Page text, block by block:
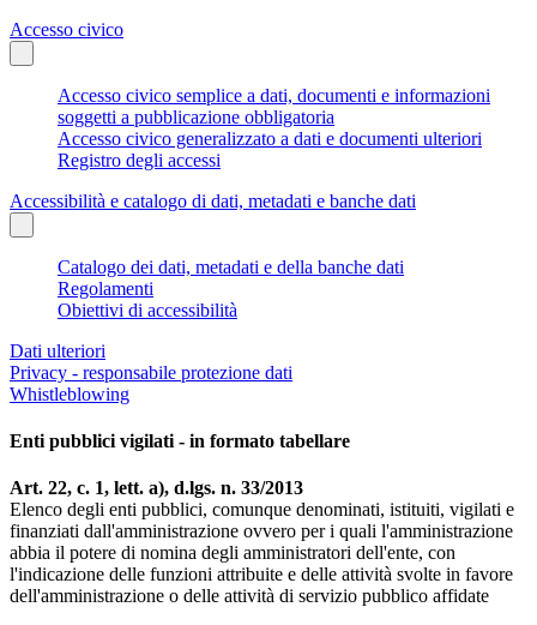
Accesso civico
Accesso civico semplice a dati, documenti e informazioni
soggetti a pubblicazione obbligatoria
Accesso civico generalizzato a dati e documenti ulteriori
Registro degli accessi
Accessibilità e catalogo di dati, metadati e banche dati
Catalogo dei dati, metadati e della banche dati
Regolamenti
Obiettivi di accessibilità
Dati ulteriori
Privacy - responsabile protezione dati
Whistleblowing
Enti pubblici vigilati - in formato tabellare
Art. 22, c. 1, lett. a), d.lgs. n. 33/2013
Elenco degli enti pubblici, comunque denominati, istituiti, vigilati e
finanziati dall'amministrazione ovvero per i quali l'amministrazione
abbia il potere di nomina degli amministratori dell'ente, con
l'indicazione delle funzioni attribuite e delle attività svolte in favore
dell'amministrazione o delle attività di servizio pubblico affidate